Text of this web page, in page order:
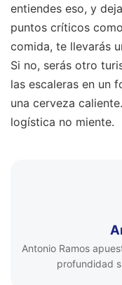
entiendes eso, y
puntos críticos
comida, te llevarás
Si no, serás otro
las escaleras en un
una cerveza
logística no miente.
Antonio Ramos
profundidad